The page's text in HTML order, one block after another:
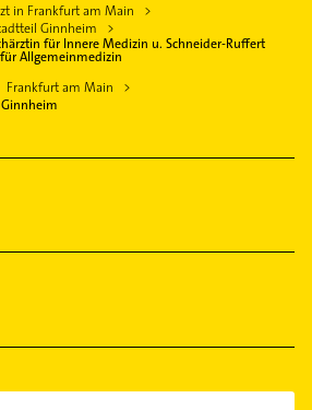
in Frankfurt am Main
Ginnheim
für Innere Medizin u. Schneider-Ruffert
Allgemeinmedizin
Frankfurt am Main